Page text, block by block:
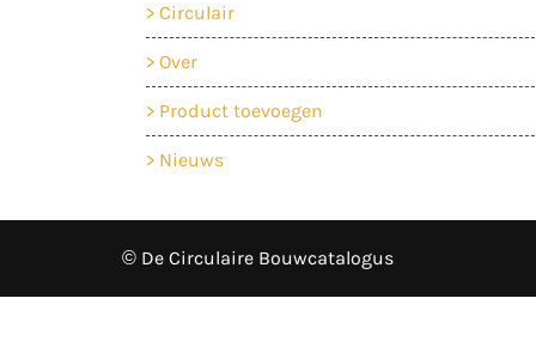
Circulair
Over
Product toevoegen
Nieuws
© De Circulaire Bouwcatalogus